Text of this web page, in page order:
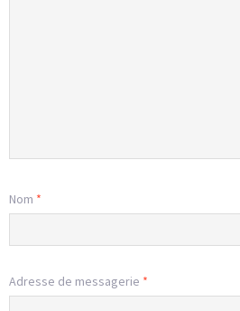
Nom *
Adresse de messagerie *